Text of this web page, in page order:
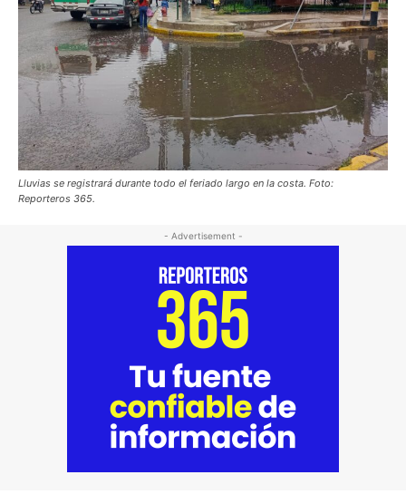
Lluvias se registrará durante todo el feriado largo en la costa. Foto:
Reporteros 365.
- Advertisement -